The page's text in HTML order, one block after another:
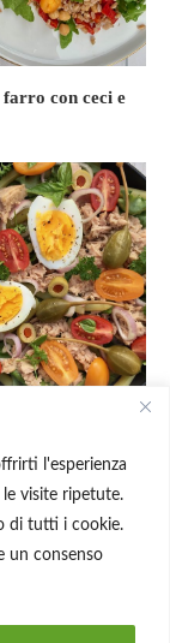
l'esperienza
visite ripetute.
di tutti i cookie.
un consenso
con ceci e